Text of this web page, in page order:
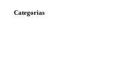
Categorias